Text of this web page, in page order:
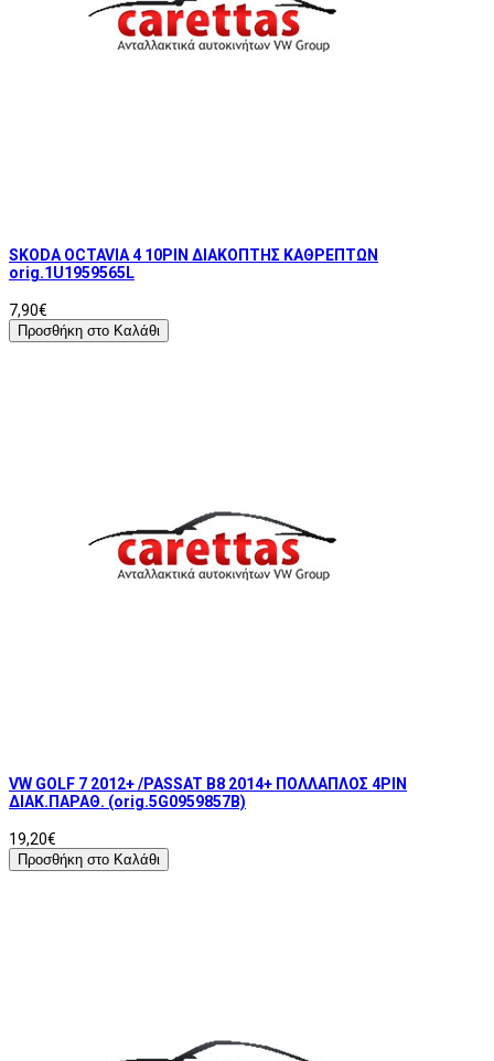
SKODA OCTAVIA 4 10PIN ΔΙΑΚOΠΤΗΣ ΚΑΘΡΕΠΤΩΝ
orig.1U1959565L
7,90€
Προσθήκη στο Καλάθι
VW GOLF 7 2012+ /PASSAT B8 2014+ ΠΟΛΛΑΠΛΟΣ 4PIN
ΔΙΑΚ.ΠΑΡΑΘ. (orig.5G0959857B)
19,20€
Προσθήκη στο Καλάθι